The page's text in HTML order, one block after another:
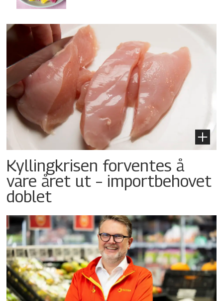
Kyllingkrisen forventes å
vare året ut – importbehovet
doblet